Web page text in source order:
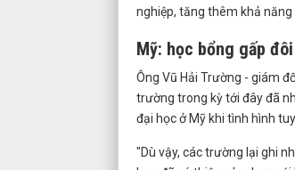
nghiệp, tăng thêm khả
Mỹ: học bổng gấp đôi
Ông Vũ Hải Trường - giám
trường trong kỳ tới đây đã
đại học ở Mỹ khi tình hình
"Dù vậy, các trường lại ghi